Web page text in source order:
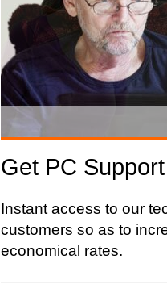
Get PC Support
Instant access to our
customers so as to
economical rates.